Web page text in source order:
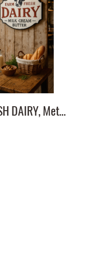
FARM FRESH DAIRY, Metal Wall Décor